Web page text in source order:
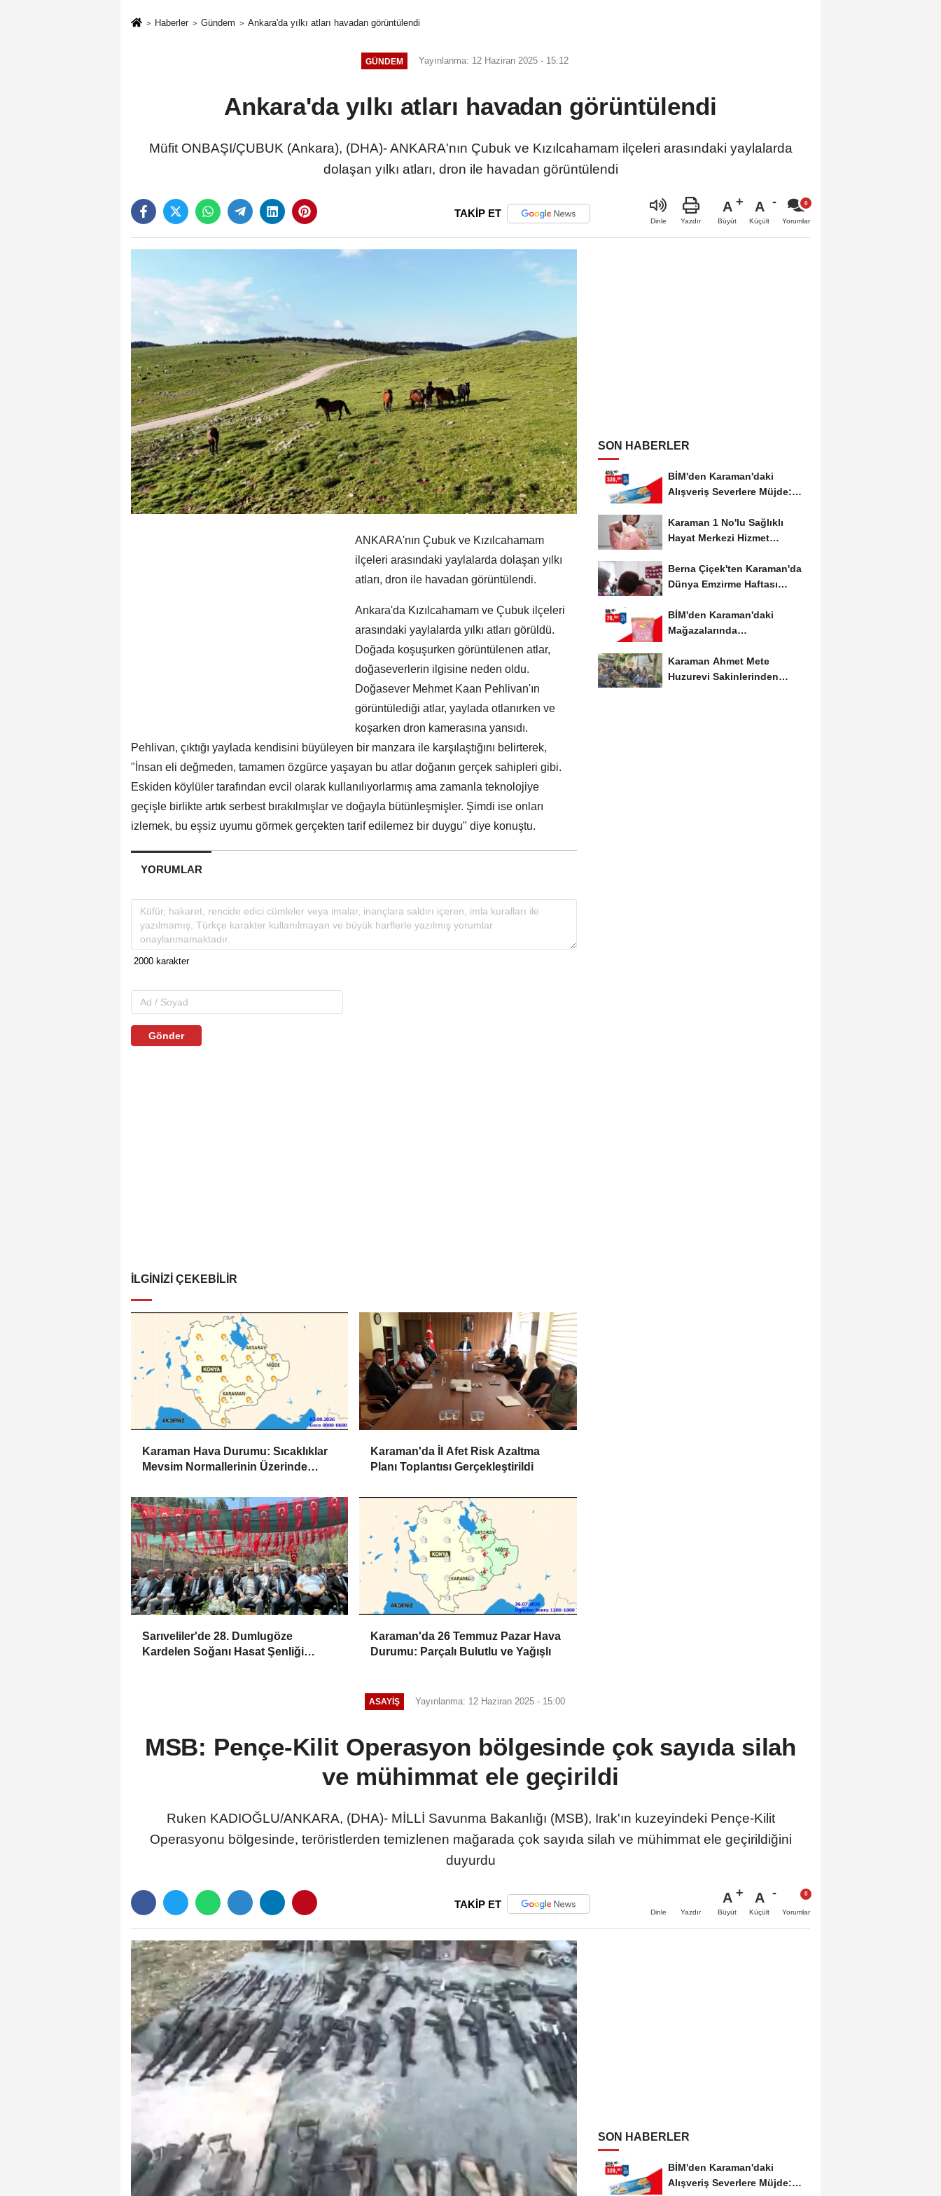
Haberler Gündem Ankara'da yılkı atları havadan görüntülendi
GÜNDEM Yayınlanma: 12 Haziran 2025 - 15:12
Ankara'da yılkı atları havadan görüntülendi
Müfit ONBAŞI/ÇUBUK (Ankara), (DHA)- ANKARA'nın Çubuk ve Kızılcahamam ilçeleri arasındaki yaylalarda
dolaşan yılkı atları, dron ile havadan görüntülendi
TAKİP ET
Dinle Yazdır
A
Büyüt
A
Küçült Yorumlar
ANKARA'nın Çubuk ve Kızılcahamam
ilçeleri arasındaki yaylalarda dolaşan yılkı
atları, dron ile havadan görüntülendi.
Ankara'da Kızılcahamam ve Çubuk ilçeleri
arasındaki yaylalarda yılkı atları görüldü.
Doğada koşuşurken görüntülenen atlar,
doğaseverlerin ilgisine neden oldu.
Doğasever Mehmet Kaan Pehlivan'ın
görüntülediği atlar, yaylada otlanırken ve
koşarken dron kamerasına yansıdı.
Pehlivan, çıktığı yaylada kendisini büyüleyen bir manzara ile karşılaştığını belirterek,
"İnsan eli değmeden, tamamen özgürce yaşayan bu atlar doğanın gerçek sahipleri gibi.
Eskiden köylüler tarafından evcil olarak kullanılıyorlarmış ama zamanla teknolojiye
geçişle birlikte artık serbest bırakılmışlar ve doğayla bütünleşmişler. Şimdi ise onları
izlemek, bu eşsiz uyumu görmek gerçekten tarif edilemez bir duygu" diye konuştu.
YORUMLAR
Gönder
İLGINIZI ÇEKEBILIR
Karaman Hava Durumu: Sıcaklıklar
Mevsim Normallerinin Üzerinde
Karaman'da İl Afet Risk Azaltma
Planı Toplantısı Gerçekleştirildi
Sarıveliler'de 28. Dumlugöze
Kardelen Soğanı Hasat Şenliği
Karaman'da 26 Temmuz Pazar Hava
Durumu: Parçalı Bulutlu ve Yağışlı
SON HABERLER
BİM'den Karaman'daki
Alışveriş Severlere Müjde:
Karaman 1 No'lu Sağlıklı
Hayat Merkezi Hizmet
Berna Çiçek'ten Karaman'da
Dünya Emzirme Haftası
BİM'den Karaman'daki
Mağazalarında
Karaman Ahmet Mete
Huzurevi Sakinlerinden
ASAYIŞ Yayınlanma: 12 Haziran 2025 - 15:00
MSB: Pençe-Kilit Operasyon bölgesinde çok sayıda silah
ve mühimmat ele geçirildi
Ruken KADIOĞLU/ANKARA, (DHA)- MİLLİ Savunma Bakanlığı (MSB), Irak'ın kuzeyindeki Pençe-Kilit
Operasyonu bölgesinde, teröristlerden temizlenen mağarada çok sayıda silah ve mühimmat ele geçirildiğini
duyurdu
TAKİP ET
Dinle Yazdır
A
Büyüt
A
Küçült Yorumlar
SON HABERLER
BİM'den Karaman'daki
Alışveriş Severlere Müjde: